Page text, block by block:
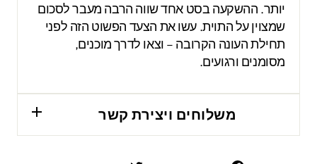
יותר. ההשקעה בסט אחד שווה הרבה מעבר לסכום
שמצוין על התוית. עשו את הצעד הפשוט הזה לפני
תחילת העונה הקרובה – וצאו לדרך מוכנים,
מסומנים ורגועים.
משלוחים ויצירת קשר